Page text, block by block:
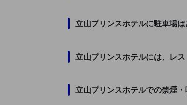
立山プリンスホテルに駐車場は
立山プリンスホテルには、レ
立山プリンスホテルでの禁煙